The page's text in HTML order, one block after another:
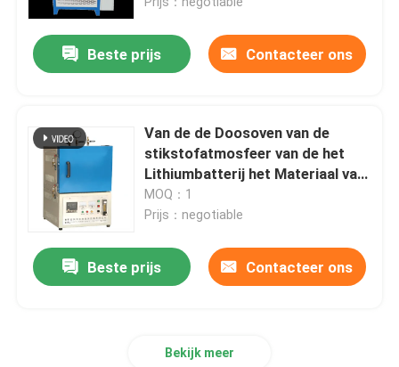
Fabrieksreis
Kwaliteitscontrole
Nieuws
Gevallen
Verzoek om een Citaat
Beste prijs Contacteer ons
Van de de Doosoven van de
stikstofatmosfeer van de het
Lithiumbatterij het Materiaal van
de de Anodeelektrode
MOQ：1
Prijs：negotiable
Beste prijs Contacteer ons
Bekijk meer